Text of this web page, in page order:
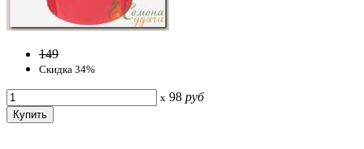
149
Скидка 34%
x 98 руб